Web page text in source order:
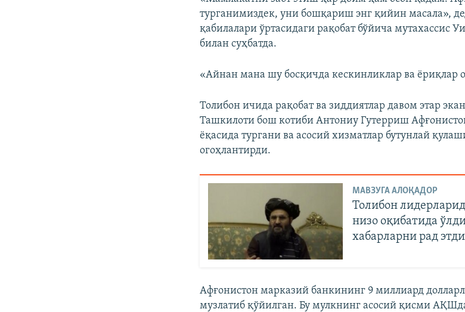
турганимиздек, уни бошқариш энг қийин масала»,
қабилалари ўртасидаги рақобат бўйича мутахассис
билан суҳбатда.
«Айнан мана шу босқичда кескинликлар ва ёриқлар
Толибон ичида рақобат ва зиддиятлар давом этар
Ташкилоти бош котиби Антониу Гутерриш
ёқасида тургани ва асосий хизматлар бутунлай
огоҳлантирди.
МАВЗУГА АЛОҚАДОР
Толибон
низо оқибатида
хабарларни рад этди
Афғонистон марказий банкининг 9 миллиард
музлатиб қўйилган. Бу мулкнинг асосий қисми